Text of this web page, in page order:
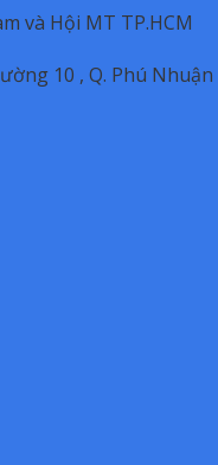
và Hội MT TP.HCM
10 , Q. Phú Nhuận